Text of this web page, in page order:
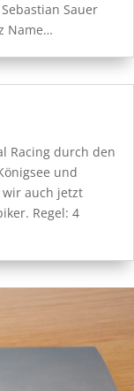
Sauer
Name…
Racing durch den
und
wir auch jetzt
Regel: 4